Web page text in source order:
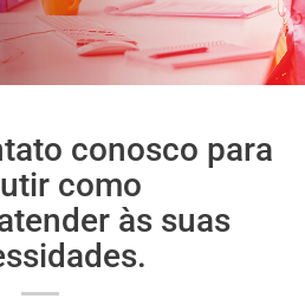
conosco para
como
às suas